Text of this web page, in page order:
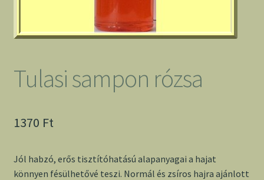
Tulasi sampon rózsa
1370 Ft
Jól habzó, erős tisztítóhatású alapanyagai a hajat
könnyen fésülhetővé teszi. Normál és zsíros hajra ajánlott